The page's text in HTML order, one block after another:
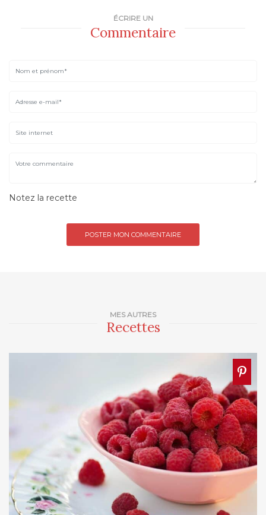
MES AUTRES
Recettes
ÉCRIRE UN
Commentaire
Notez la recette